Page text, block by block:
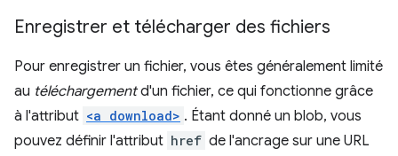
Enregistrer et télécharger des fichiers
Pour enregistrer un fichier, vous êtes généralement limité
au téléchargementd'un fichier, ce qui fonctionne grâce
à l'attribut <a download> . Étant donné un blob, vous
pouvez définir l'attribut href de l'ancrage sur une URL